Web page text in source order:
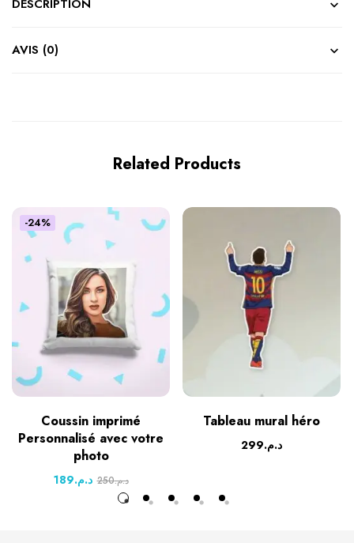
DESCRIPTION
AVIS (0)
Related Products
-24%
Coussin imprimé
Personnalisé avec votre
photo
د.م.189 د.م.250
Tableau mural héro
د.م.299